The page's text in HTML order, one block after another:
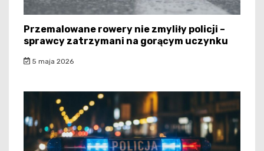
Przemalowane rowery nie zmyliły policji –
sprawcy zatrzymani na gorącym uczynku
5 maja 2026